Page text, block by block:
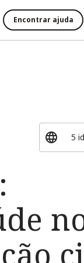
Encontrar ajuda